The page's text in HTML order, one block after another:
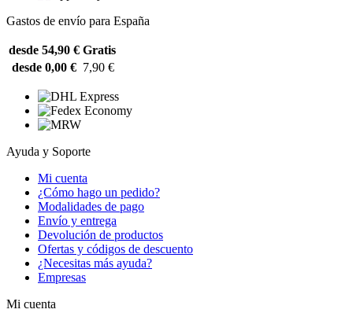
Gastos de envío para España
desde 54,90 € Gratis
desde 0,00 € 7,90 €
Ayuda y Soporte
Mi cuenta
¿Cómo hago un pedido?
Modalidades de pago
Envío y entrega
Devolución de productos
Ofertas y códigos de descuento
¿Necesitas más ayuda?
Empresas
Mi cuenta